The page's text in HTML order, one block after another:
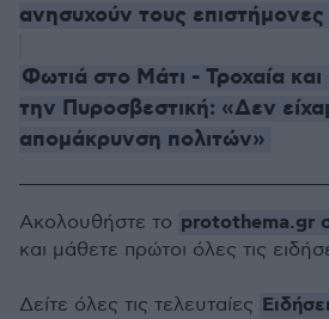
ανησυχούν τους επιστήμονες
Φωτιά στο Μάτι - Τροχαία
την Πυροσβεστική: «Δεν
απομάκρυνση πολιτών»
Ακολουθήστε το protothema.gr
και μάθετε πρώτοι όλες τις
Δείτε όλες τις τελευταίες